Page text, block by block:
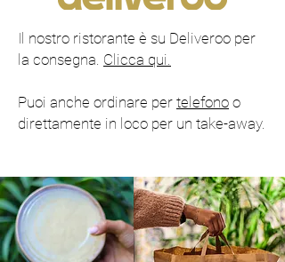
Il nostro ristorante è su Deliveroo per
la consegna. Clicca qui.
Puoi anche ordinare per telefono o
direttamente in loco per un take-away.